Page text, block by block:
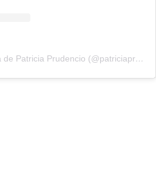
Una publicación compartida de Patricia Prudencio (@patriciaprudencio98)